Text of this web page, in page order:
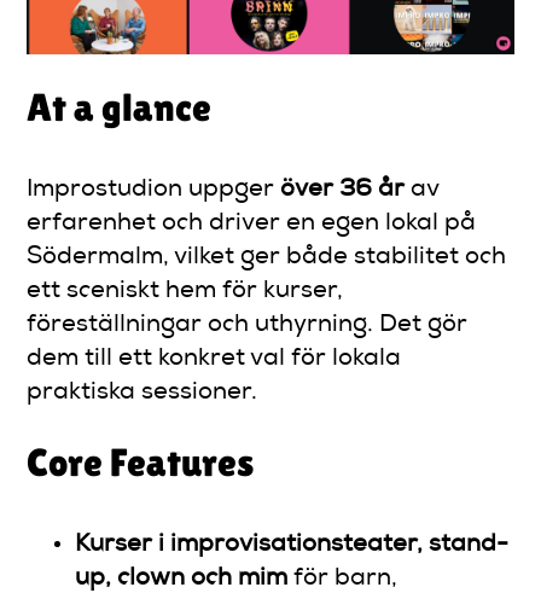
At a glance
Improstudion uppgeröver 36 årav
erfarenhet och driver en egen lokal på
Södermalm, vilket ger både stabilitet och
ett sceniskt hem för kurser,
föreställningar och uthyrning. Det gör
dem till ett konkret val för lokala
praktiska sessioner.
Core Features
Kurser i improvisationsteater, stand-
up, clown och mim för barn,